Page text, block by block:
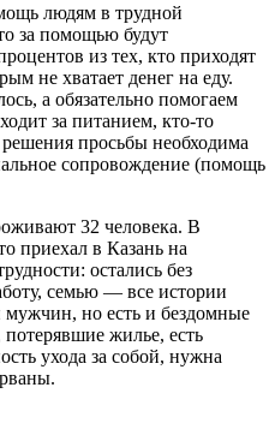
людям в трудной
за помощью будут
из тех, кто приходят
не хватает денег на еду.
а обязательно помогаем
за питанием, кто-то
просьбы необходима
сопровождение (помощь
32 человека. В
приехал в Казань на
остались без
семью — все истории
но есть и бездомные
жилье, есть
ухода за собой, нужна